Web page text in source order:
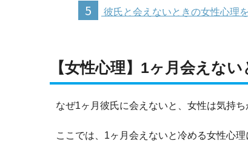
5 彼氏と会えないときの女性心理
【女性心理】1ヶ月会えな
なぜ1ヶ月彼氏に会えないと、女性は気持ち
ここでは、1ヶ月会えないと冷める女性心理